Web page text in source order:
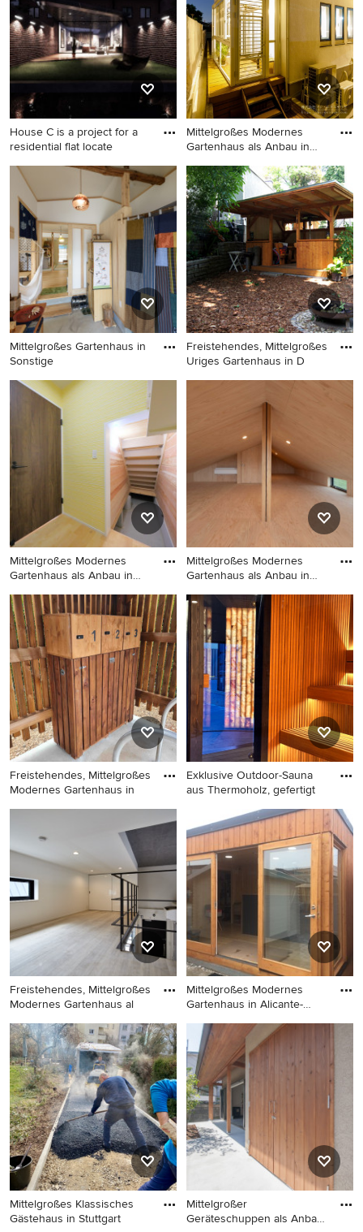
House C is a project for a
residential flat locate
Mittelgroßer Moderner
Geräteschuppen als Anbau in
London
Mittelgroßes Modernes
Gartenhaus als Anbau in
Mittelgroßes Modernes
Gartenhaus als Anbau in
Sonstige
Mittelgroßes Gartenhaus in
Sonstige
Mittelgroßes Gartenhaus in
Sonstige
Freistehendes, Mittelgroßes
Uriges Gartenhaus in D
Freistehendes, Mittelgroßes
Uriges Gartenhaus in
Mittelgroßes Modernes
Gartenhaus als Anbau in
Mittelgroßes Modernes
Gartenhaus als Anbau in
Nagoya
Mittelgroßes Modernes
Gartenhaus als Anbau in
Mittelgroßes Modernes
Gartenhaus als Anbau in
Sonstige
Freistehendes, Mittelgroßes
Modernes Gartenhaus in
Freistehendes, Mittelgroßes
Modernes Gartenhaus in
Lyon
Exklusive Outdoor-Sauna
aus Thermoholz, gefertigt
Mittelgroßer, Freistehender
Moderner Geräteschuppen in
Sonstige
Freistehendes, Mittelgroßes
Modernes Gartenhaus al
Freistehendes, Mittelgroßes
Modernes Gartenhaus als
Arbeitsplatz, Studio oder
Werkraum in Tokio
Mittelgroßes Modernes
Gartenhaus in Alicante-
Mittelgroßes Modernes
Gartenhaus in Alicante-Costa
Blanca
Mittelgroßes Klassisches
Gästehaus in Stuttgart
Mittelgroßer
Geräteschuppen als Anbau